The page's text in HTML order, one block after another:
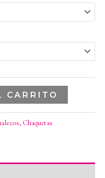
CARRITO
Chaquetas